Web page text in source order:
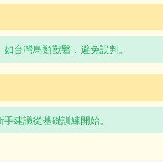
台灣鳥類獸醫，避免誤判。
建議從基礎訓練開始。